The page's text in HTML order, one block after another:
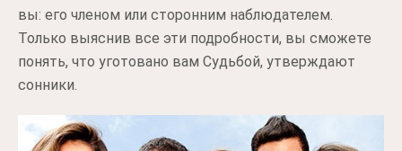
вы: его членом или сторонним наблюдателем.
Только выяснив все эти подробности, вы сможете
понять, что уготовано вам Судьбой, утверждают
сонники.